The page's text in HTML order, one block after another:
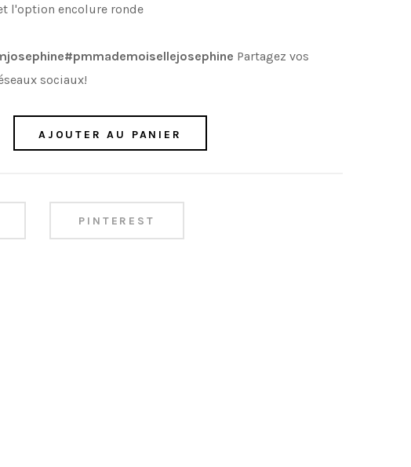
l'option encolure ronde
#pmmademoisellejosephine Partagez vos
sociaux!
AJOUTER AU PANIER
PINTEREST